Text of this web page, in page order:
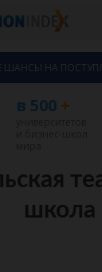
ШАНСЫ НА
в 500 +
школа